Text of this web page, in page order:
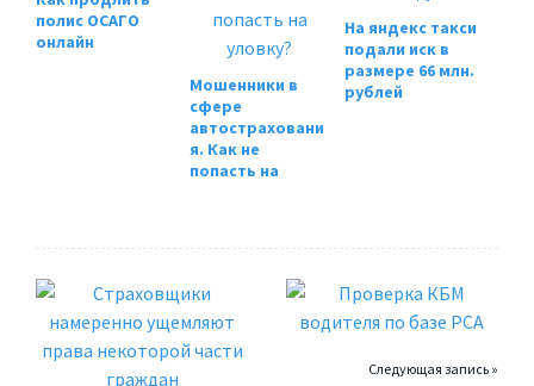
полис ОСАГО
онлайн
Мошенники в
сфере
автостраховани
я. Как не
попасть на
На яндекс такси
подали иск в
размере 66 млн.
рублей
Следующая запись »